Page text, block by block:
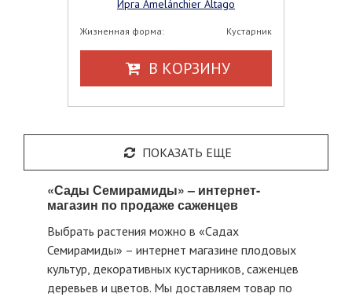
Ирга Amelánchier Altago
Жизненная форма: Кустарник
В КОРЗИНУ
ПОКАЗАТЬ ЕЩЕ
«Сады Семирамиды» – интернет-
магазин по продаже саженцев
Выбрать растения можно в «Садах
Семирамиды» – интернет магазине плодовых
культур, декоративных кустарников, саженцев
деревьев и цветов. Мы доставляем товар по